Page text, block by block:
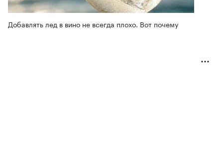
Добавлять лед в вино не всегда плохо. Вот почему